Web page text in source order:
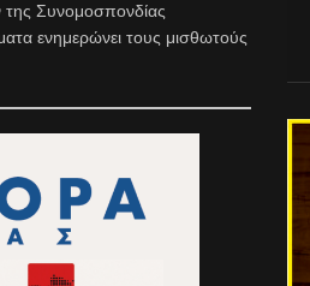
Συνομοσπονδίας
ενημερώνει τους μισθωτούς